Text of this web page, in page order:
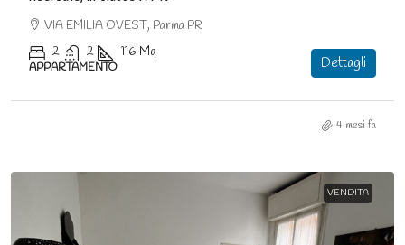
VIA EMILIA OVEST, Parma PR
2 2 116 Mq
APPARTAMENTO Dettagli
4 mesi fa
VENDITA